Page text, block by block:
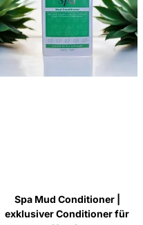
Spa Mud Conditioner |
exklusiver Conditioner für